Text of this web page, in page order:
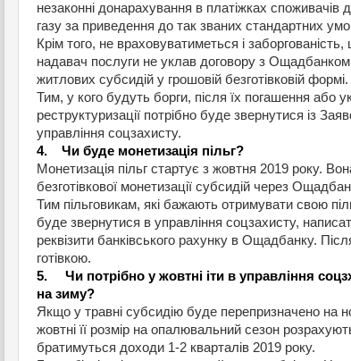
незаконні донарахування в платіжках споживачів
газу за приведення до так званих стандартних
Крім того, не враховуватиметься і
надавач послуги не уклав договору з
житлових субсидій у грошовій безготівковій формі.
Тим, у кого будуть борги, після їх погашення або
реструктуризації потрібно буде звернутися із
управління соцзахисту.
4. Чи буде монетизація пільг?
Монетизація пільг стартує з жовтня 2019 року.
безготівкової монетизації субсидій через
Тим пільговикам, які бажають отримувати свою
буде звернутися в управління соцзахисту,
реквізити банківського рахунку в Ощадбанку.
готівкою.
5. Чи потрібно у жовтні іти в управління
на зиму?
Якщо у травні субсидію буде перепризначено на
жовтні її розмір на опалювальний сезон
братимуться доходи 1-2 кварталів 2019 року.